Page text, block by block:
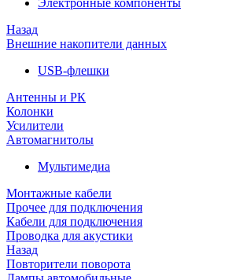
Электронные компоненты
Назад
Внешние накопители данных
USB-флешки
Антенны и РК
Колонки
Усилители
Автомагнитолы
Мультимедиа
Монтажные кабели
Прочее для подключения
Кабели для подключения
Проводка для акустики
Назад
Повторители поворота